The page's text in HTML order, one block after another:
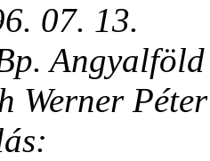
07. 13.
Angyalföld
Werner Péter